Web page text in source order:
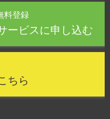
料登録
ービスに申し込む
ちら